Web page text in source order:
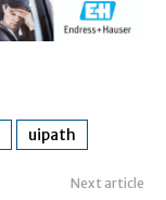
uipath
Next article